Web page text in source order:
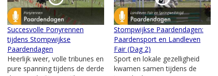
Succesvolle Ponyrennen
tijdens Stompwijkse
Paardendagen
Heerlijk weer, volle tribunes en
pure spanning tijdens de derde
Stompwijkse Paardendagen:
Paardensport en Landleven
Fair (Dag 2)
Sport en lokale gezelligheid
kwamen samen tijdens de